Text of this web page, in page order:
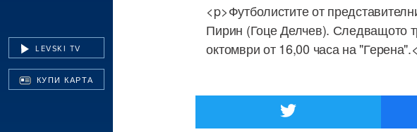
LEVSKI TV
КУПИ КАРТА
<p>Футболистите от
Пирин (Гоце Делчев). Следващото
октомври от 16,00 часа на